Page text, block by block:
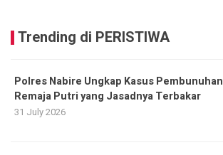
Trending di PERISTIWA
Polres Nabire Ungkap Kasus Pembunuhan
Remaja Putri yang Jasadnya Terbakar
31 July 2026